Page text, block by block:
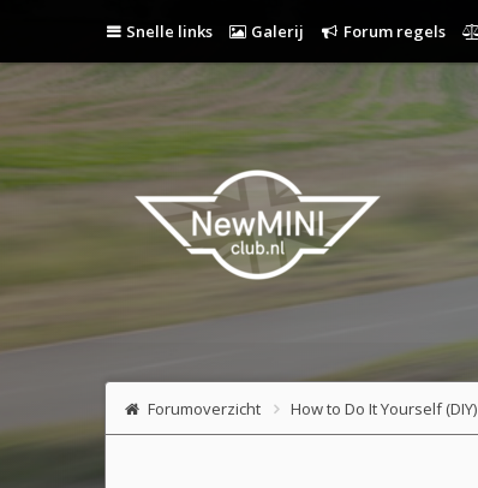
Snelle links Galerij Forum regels
Forumoverzicht How to Do It Yourself (DIY)